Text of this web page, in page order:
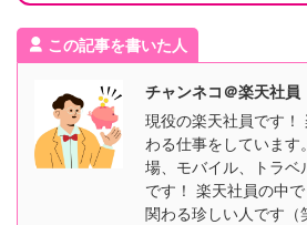
この記事を書いた人
チャンネコ＠楽天社員
現役の楽天社員です！
わる仕事をしていま
場、モバイル、トラベ
です！ 楽天社員の中
関わる珍しい人です（